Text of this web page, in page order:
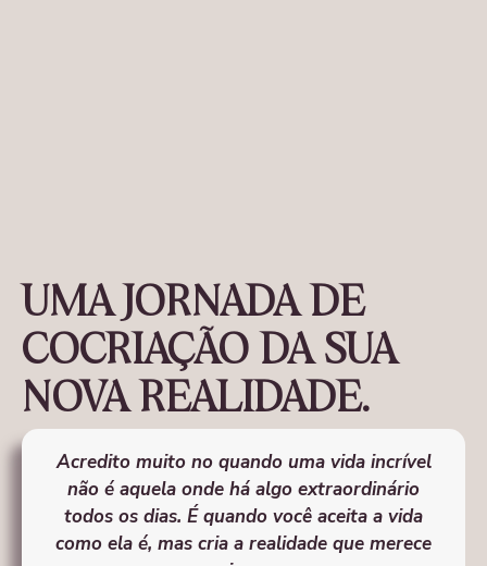
UMA JORNADA DE
COCRIAÇÃO DA SUA
NOVA REALIDADE.
Acredito muito no quando uma vida incrível
não é aquela onde há algo extraordinário
todos os dias. É quando você aceita a vida
como ela é, mas cria a realidade que merece